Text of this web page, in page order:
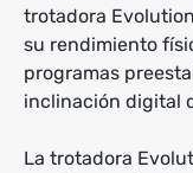
trotadora Evolution
su rendimiento
programas
inclinación digital
La trotadora